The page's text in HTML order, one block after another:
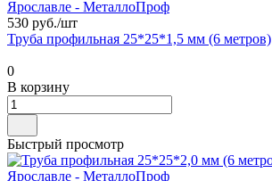
530 руб./шт
Труба профильная 25*25*1,5 мм (6 метров)
0
В корзину
Быстрый просмотр